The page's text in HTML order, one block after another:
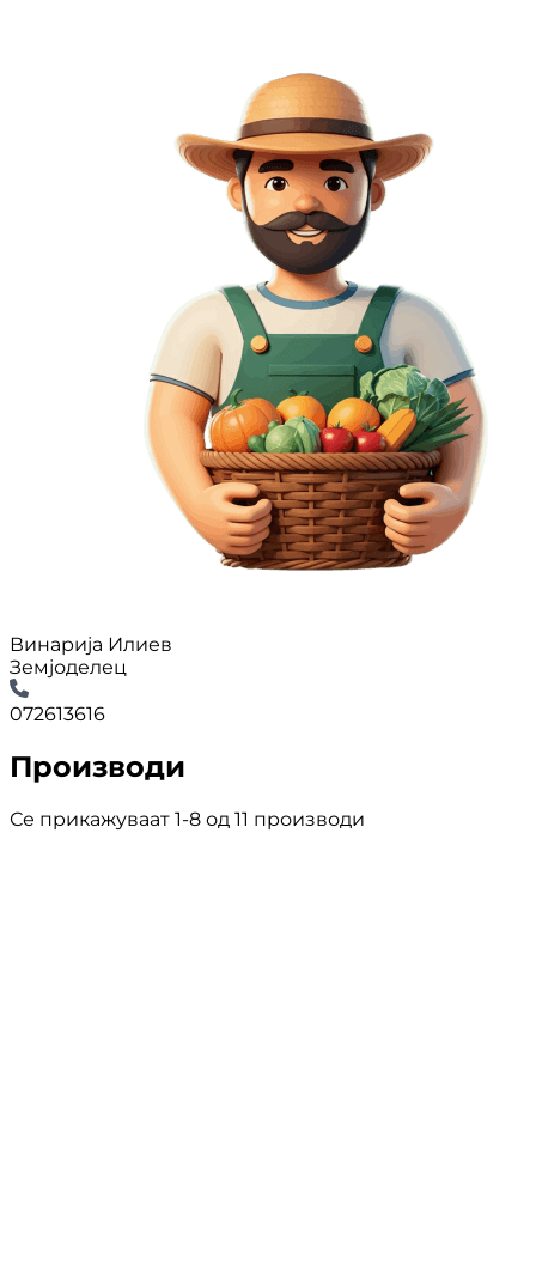
Винарија Илиев
Земјоделец
072613616
Производи
Се прикажуваат 1-8 од 11 производи